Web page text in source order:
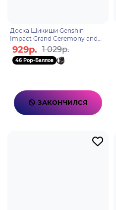
Доска Шикиши Genshin
Impact Grand Ceremony and
Wisdom Industry
6976068143734
929р. 1 029р.
46 Pop-Баллов
ЗАКОНЧИЛСЯ